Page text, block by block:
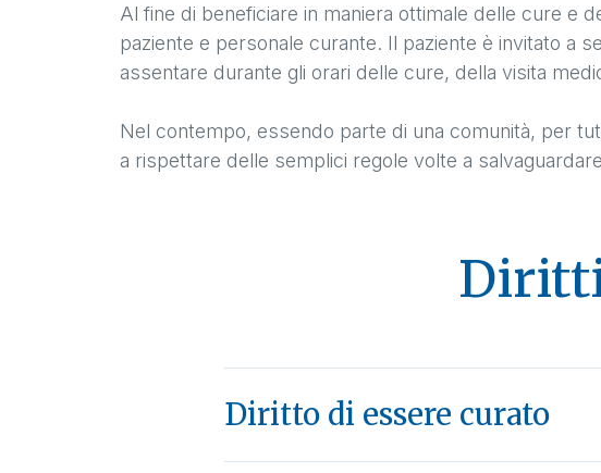
Al fine di beneficiare in maniera ottimale delle cure e
paziente e personale curante. Il paziente è invitato a
assentare durante gli orari delle cure, della visita
Nel contempo, essendo parte di una comunità, per
a rispettare delle semplici regole volte a
Diritto di essere curato